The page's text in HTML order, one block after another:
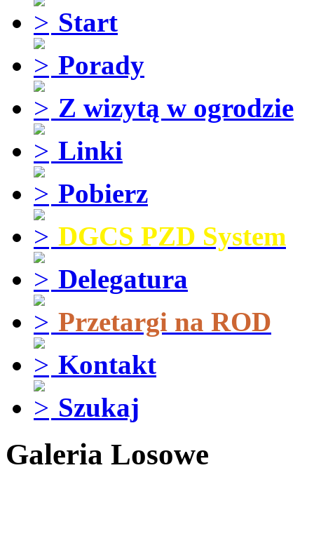
Start
Porady
Z wizytą w ogrodzie
Linki
Pobierz
DGCS PZD System
Delegatura
Przetargi na ROD
Kontakt
Szukaj
Galeria Losowe